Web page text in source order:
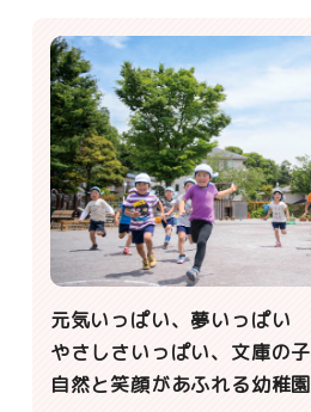
元気いっぱい、夢いっぱい
やさしさいっぱい、文庫の子
自然と笑顔があふれる幼稚園